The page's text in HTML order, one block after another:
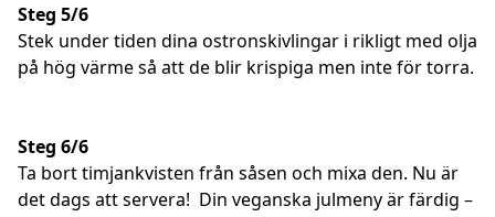
Steg 5/6
Stek under tiden dina ostronskivlingar i rikligt med olja
på hög värme så att de blir krispiga men inte för torra.
Steg 6/6
Ta bort timjankvisten från såsen och mixa den. Nu är
det dags att servera! ⁠ ⁠Din veganska julmeny är färdig –